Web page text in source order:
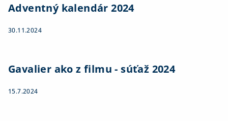
Adventný kalendár 2024
30.11.2024
Gavalier ako z filmu - súťaž 2024
15.7.2024